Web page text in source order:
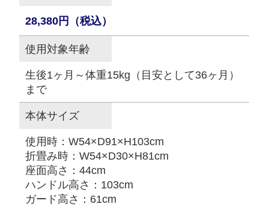
28,380円（税込）
使用対象年齢
生後1ヶ月～体重15kg（目安として36ヶ月）
まで
本体サイズ
使用時：W54×D91×H103cm
折畳み時：W54×D30×H81cm
座面高さ：44cm
ハンドル高さ：103cm
ガード高さ：61cm